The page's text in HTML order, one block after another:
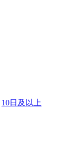
10日及以上